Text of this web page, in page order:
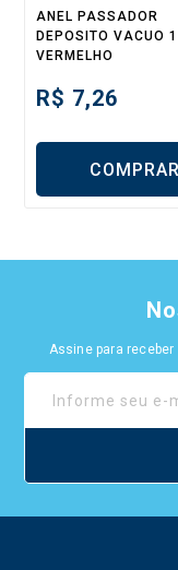
ANEL PASSADOR
DEPOSITO VACUO 1
VERMELHO
R$ 7,26
COMPRAR
Assine para